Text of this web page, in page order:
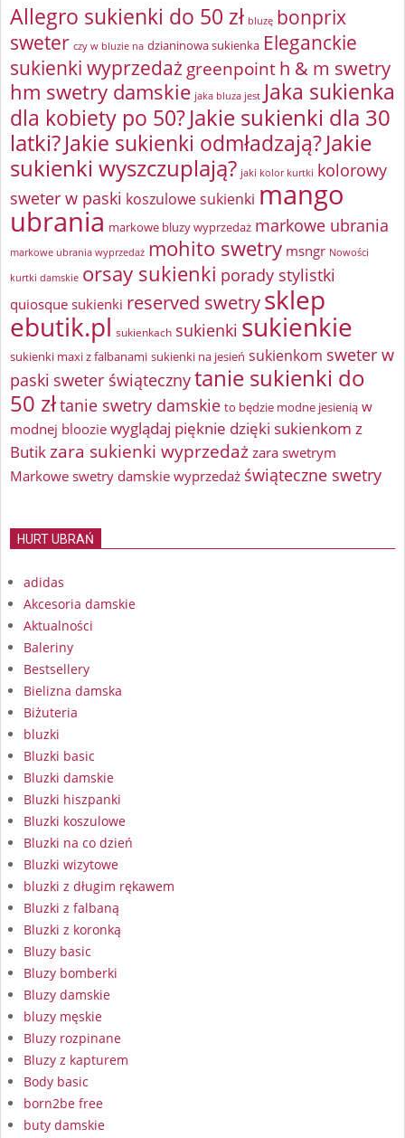
Allegro sukienki do 50 zł bluzę bonprix
sweter czy w bluzie na dzianinowa sukienka Eleganckie
sukienki wyprzedaż greenpointh & m swetry
hm swetry damskie jaka bluza jest Jaka sukienka
dla kobiety po 50?Jakie sukienki dla 30
latki?Jakie sukienki odmładzają?Jakie
sukienki wyszczuplają? jaki kolor kurtki kolorowy
sweter w paski koszulowe sukienki mango
ubrania markowe bluzy wyprzedaż markowe ubrania
markowe ubrania wyprzedaż mohito swetry msngr Nowości
kurtki damskie orsay sukienki porady stylistki
quiosque sukienki reserved swetrysklep
ebutik.pl sukienkach sukienki sukienkie
sukienki maxi z falbanami sukienki na jesień sukienkom sweter w
paski sweter świątecznytanie sukienki do
50 złtanie swetry damskie to będzie modne jesienią w
modnej bloozie wyglądaj pięknie dzięki sukienkom z
Butikzara sukienki wyprzedażzara swetrym
Markowe swetry damskie wyprzedaż świąteczne swetry
HURT UBRAŃ
adidas
Akcesoria damskie
Aktualności
Baleriny
Bestsellery
Bielizna damska
Biżuteria
bluzki
Bluzki basic
Bluzki damskie
Bluzki hiszpanki
Bluzki koszulowe
Bluzki na co dzień
Bluzki wizytowe
bluzki z długim rękawem
Bluzki z falbaną
Bluzki z koronką
Bluzy basic
Bluzy bomberki
Bluzy damskie
bluzy męskie
Bluzy rozpinane
Bluzy z kapturem
Body basic
born2be free
buty damskie